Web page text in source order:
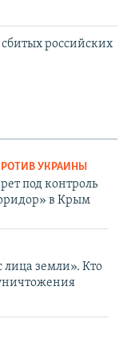
российских
УКРАИНЫ
под контроль
в Крым
лица земли». Кто